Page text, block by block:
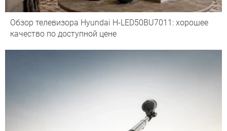
Обзор телевизора Hyundai H-LED50BU7011: хорошее
качество по доступной цене